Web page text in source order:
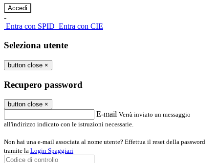
-
Entra con SPID Entra con CIE
Seleziona utente
button close ×
Recupero password
button close ×
E-mail Verrà inviato un messaggio
all'indirizzo indicato con le istruzioni necessarie.
Non hai una e-mail associata al nome utente? Effettua il reset della password
tramite la Login Spaggiari